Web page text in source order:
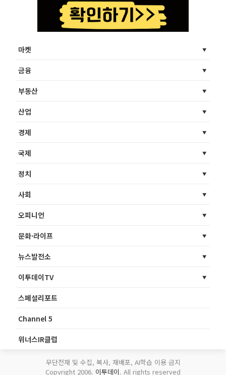
마켓
금융
부동산
산업
경제
국제
정치
사회
오피니언
문화·라이프
뉴스발전소
이투데이TV
스페셜리포트
Channel 5
위너스IR클럽
무단전재 및 수집, 복사, 재배포, AI학습 이용 금지
Copyright 2006. 이투데이. All rights reserved